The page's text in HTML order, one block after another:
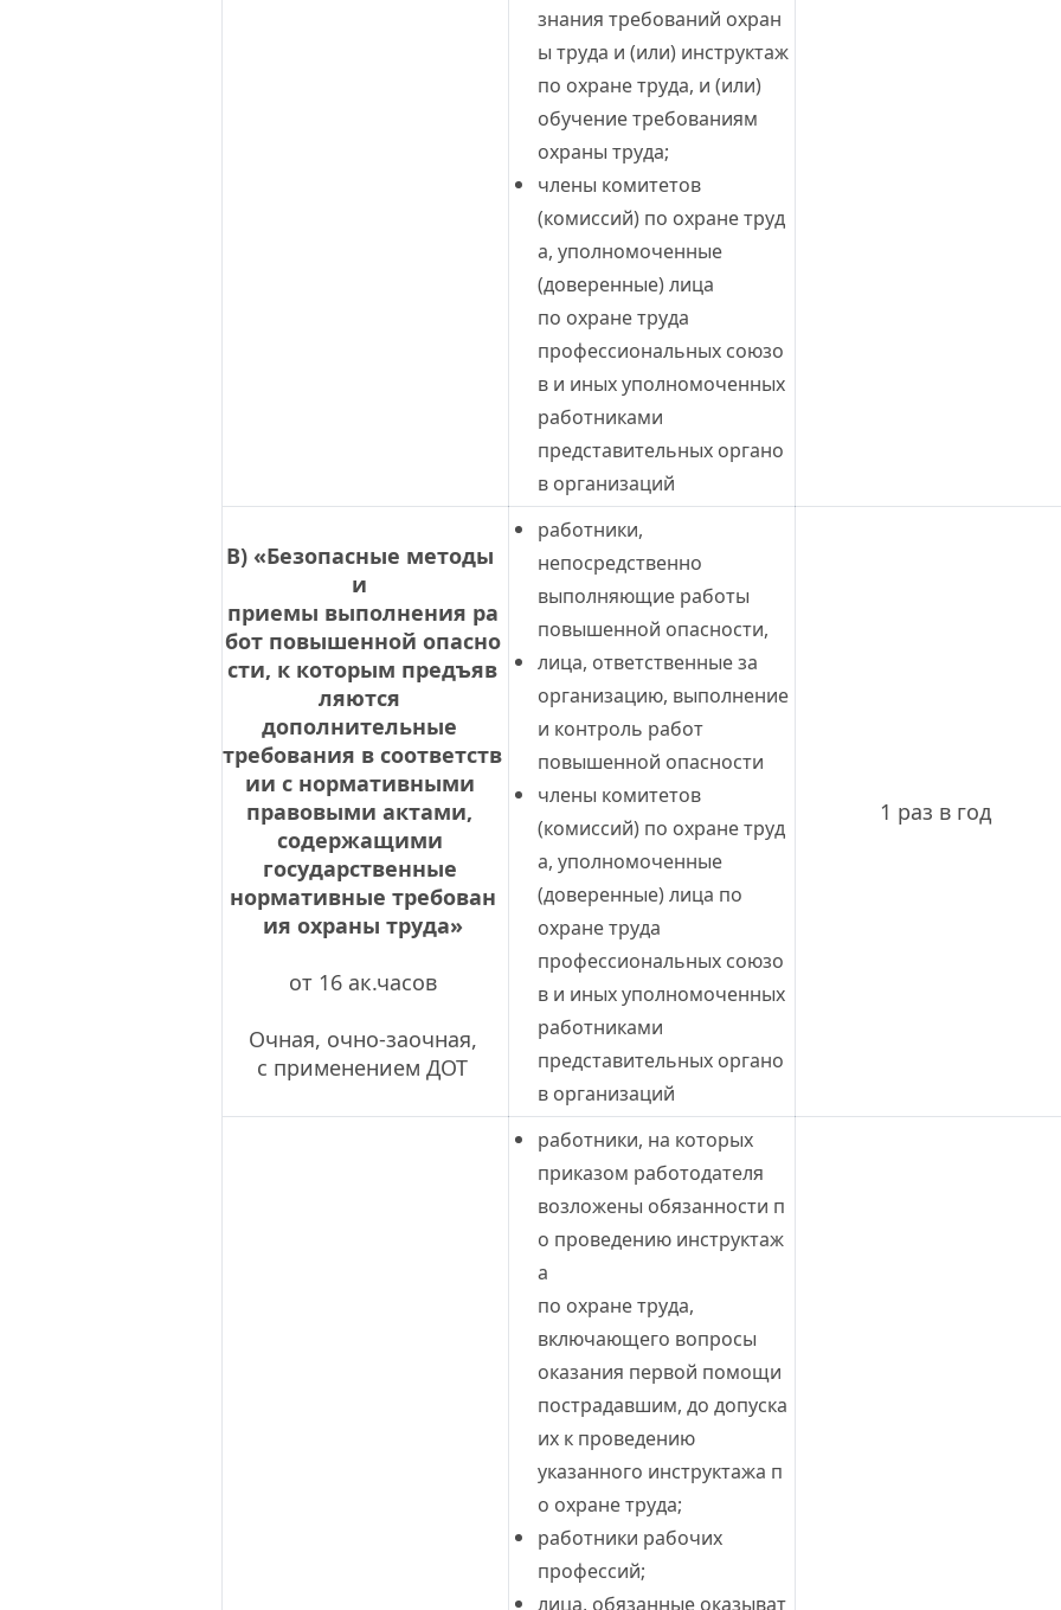
знания требований охран
ы труда и (или) инструктаж
по охране труда, и (или)
обучение требованиям
охраны труда;
члены комитетов
(комиссий) по охране труд
а, уполномоченные
(доверенные) лица
по охране труда
профессиональных союзо
работниками
представительных органо
в организаций
В) «Безопасные методы
и
приемы выполнения ра
бот повышенной опасно
сти, к которым предъяв
ляются
дополнительные
требования в соответств
ии с нормативными
правовыми актами,
содержащими
государственные
нормативные требован
ия охраны труда»
от 16 ак.часов
Очная, очно-заочная,
с применением ДОТ
работники,
непосредственно
выполняющие работы
повышенной опасности,
лица, ответственные за
организацию, выполнение
и контроль работ
повышенной опасности
члены комитетов
(комиссий) по охране труд
а, уполномоченные
(доверенные) лица по
охране труда
профессиональных союзо
работниками
представительных органо
в организаций
1 раз в год
работники, на которых
приказом работодателя
возложены обязанности п
о проведению инструктаж
а
по охране труда,
включающего вопросы
оказания первой помощи
их к проведению
указанного инструктажа п
о охране труда;
работники рабочих
профессий;
лица, обязанные оказыват